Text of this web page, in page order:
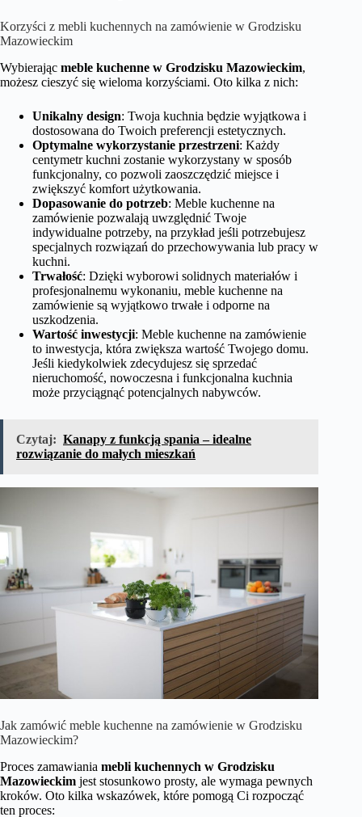
Korzyści z mebli kuchennych na zamówienie w Grodzisku
Mazowieckim
Wybierając meble kuchenne w Grodzisku Mazowieckim,
możesz cieszyć się wieloma korzyściami. Oto kilka z nich:
Unikalny design: Twoja kuchnia będzie wyjątkowa i
dostosowana do Twoich preferencji estetycznych.
Optymalne wykorzystanie przestrzeni: Każdy
centymetr kuchni zostanie wykorzystany w sposób
funkcjonalny, co pozwoli zaoszczędzić miejsce i
zwiększyć komfort użytkowania.
Dopasowanie do potrzeb: Meble kuchenne na
zamówienie pozwalają uwzględnić Twoje
indywidualne potrzeby, na przykład jeśli potrzebujesz
specjalnych rozwiązań do przechowywania lub pracy w
kuchni.
Trwałość: Dzięki wyborowi solidnych materiałów i
profesjonalnemu wykonaniu, meble kuchenne na
zamówienie są wyjątkowo trwałe i odporne na
uszkodzenia.
Wartość inwestycji: Meble kuchenne na zamówienie
to inwestycja, która zwiększa wartość Twojego domu.
Jeśli kiedykolwiek zdecydujesz się sprzedać
nieruchomość, nowoczesna i funkcjonalna kuchnia
może przyciągnąć potencjalnych nabywców.
Czytaj: Kanapy z funkcją spania – idealne
rozwiązanie do małych mieszkań
Jak zamówić meble kuchenne na zamówienie w Grodzisku
Mazowieckim?
Proces zamawiania mebli kuchennych w Grodzisku
Mazowieckim jest stosunkowo prosty, ale wymaga pewnych
kroków. Oto kilka wskazówek, które pomogą Ci rozpocząć
ten proces: